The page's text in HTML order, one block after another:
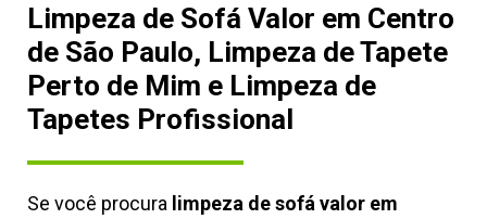
Limpeza de Sofá Valor em Centro
de São Paulo, Limpeza de Tapete
Perto de Mim e Limpeza de
Tapetes Profissional
Se você procura limpeza de sofá valor em